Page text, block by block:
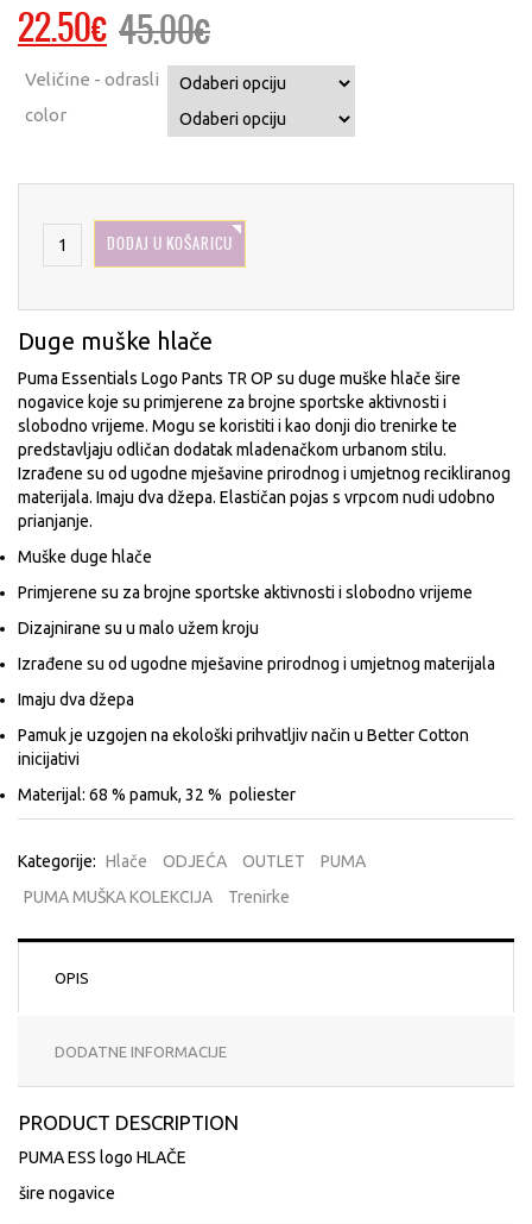
45.00€
Izvorna
cijena
bila
45.00€.
22.50€ Trenutna
cijena
Veličine - odrasli
color
DODAJ U KOŠARICU
Duge muške hlače
Puma Essentials Logo Pants TR OP su duge muške hlače šire
nogavice koje su primjerene za brojne sportske aktivnosti i
slobodno vrijeme. Mogu se koristiti i kao donji dio trenirke te
predstavljaju odličan dodatak mladenačkom urbanom stilu.
Izrađene su od ugodne mješavine prirodnog i umjetnog recikliranog
materijala. Imaju dva džepa. Elastičan pojas s vrpcom nudi udobno
prianjanje.
Muške duge hlače
Primjerene su za brojne sportske aktivnosti i slobodno vrijeme
Dizajnirane su u malo užem kroju
Izrađene su od ugodne mješavine prirodnog i umjetnog materijala
Imaju dva džepa
Pamuk je uzgojen na ekološki prihvatljiv način u Better Cotton
inicijativi
Materijal: 68 % pamuk, 32 % poliester
Kategorije: Hlače ODJEĆA OUTLET
PUMA
PUMA MUŠKA KOLEKCIJA
Trenirke
OPIS
DODATNE INFORMACIJE
PRODUCT DESCRIPTION
PUMA ESS logo HLAČE
šire nogavice